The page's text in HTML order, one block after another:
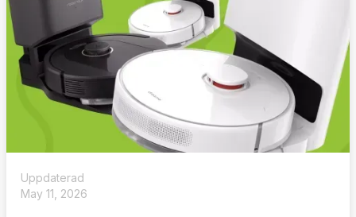
Uppdaterad
May 11, 2026